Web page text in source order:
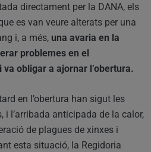
directament per la DANA, els
es van veure alterats per una
i, a més, una avaria en la
problemes en el
obligar a ajornar l’obertura.
en l’obertura han sigut les
i l’arribada anticipada de la calor,
de plagues de xinxes i
esta situació, la Regidoria